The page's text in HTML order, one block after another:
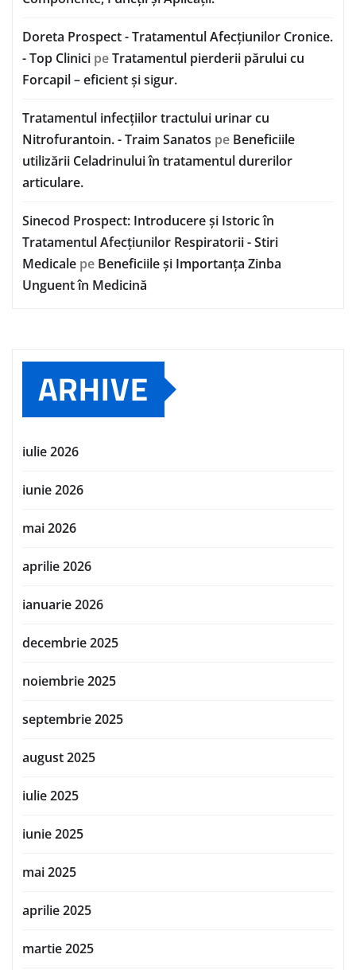
Doreta Prospect - Tratamentul Afecțiunilor Cronice.
- Top Clinici peTratamentul pierderii părului cu
Forcapil – eficient și sigur.
Tratamentul infecțiilor tractului urinar cu
Nitrofurantoin. - Traim Sanatos pe Beneficiile
utilizării Celadrinului în tratamentul durerilor
articulare.
Sinecod Prospect: Introducere și Istoric în
Tratamentul Afecțiunilor Respiratorii - Stiri
Medicale pe Beneficiile și Importanța Zinba
Unguent în Medicină
ARHIVE
iulie 2026
iunie 2026
mai 2026
aprilie 2026
ianuarie 2026
decembrie 2025
noiembrie 2025
septembrie 2025
august 2025
iulie 2025
iunie 2025
mai 2025
aprilie 2025
martie 2025